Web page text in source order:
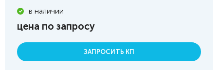
в наличии
цена по запросу
ЗАПРОСИТЬ КП